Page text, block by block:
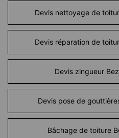
Devis nettoyage de
Devis réparation de
Devis zingueur
Devis pose de
Bâchage de toiture